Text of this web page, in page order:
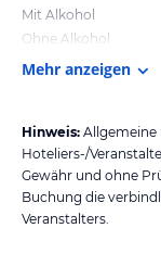
Mit Alkohol
Ohne Alkohol
Mehr anzeigen
Hinweis: Allgemeine
Hoteliers-/
Gewähr und ohne
Buchung die
Veranstalters.